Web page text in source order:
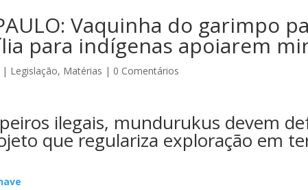
Vaquinha do garimpo
para indígenas apoiarem
| Legislação, Matérias | 0 Comentários
ilegais, mundurukus devem
que regulariza exploração em